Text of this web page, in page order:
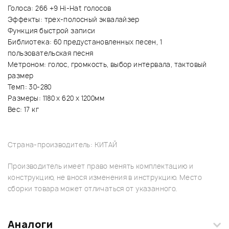
Голоса: 266 +9 Hi-Hat голосов
Эффекты: трех-полосный эквалайзер
Функция быстрой записи
Библиотека: 60 предустановленных песен, 1
пользовательская песня
Метроном: голос, громкость, выбор интервала, тактовый
размер
Темп: 30-280
Размеры: 1180 х 620 х 1200мм
Вес: 17 кг
Страна-производитель: КИТАЙ
Производитель имеет право менять комплектацию и
конструкцию, не внося изменения в инструкцию. Место
сборки товара может отличаться от указанного.
Аналоги